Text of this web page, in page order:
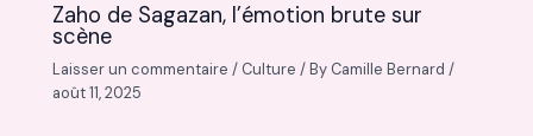
Zaho de Sagazan, l’émotion brute sur
scène
Laisser un commentaire / Culture / By Camille Bernard/
août 11, 2025